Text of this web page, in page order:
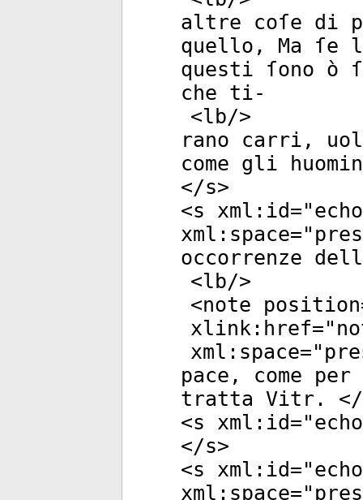
altre coſe di
quello, Ma ſe
questi ſono ò
che ti-
<lb/>
rano carri,
come gli
</s>
<s xml:id="
xml:space="
occorrenze
<lb/>
<note position
xlink:href="
xml:space="
pace, come
tratta Vitr. </
<s xml:id="
</s>
<s xml:id="
xml:space="